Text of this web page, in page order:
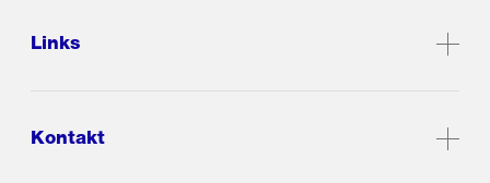
Links
Kontakt